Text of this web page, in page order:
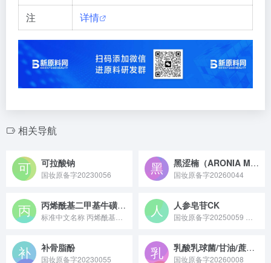
注
详情
相关导航
可拉酸钠
国妆原备字20230056
黑涩楠（ARONIA MELANOCARPA）果汁
国妆原备字20260044
丙烯酰基二甲基牛磺酸钠/VP 交联聚合物 人参皂苷CK
补骨脂酚
国妆原备字20230055
乳酸乳球菌/甘油/蔗糖发酵产物滤液
国妆原备字20260008